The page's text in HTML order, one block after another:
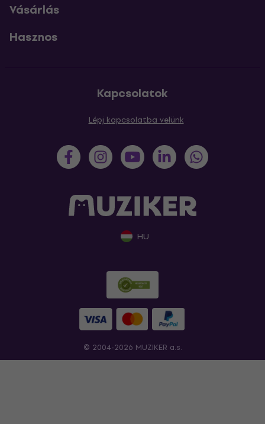
Vásárlás
Hasznos
Kapcsolatok
Lépj kapcsolatba velünk
HU
© 2004-2026 MUZIKER a.s.